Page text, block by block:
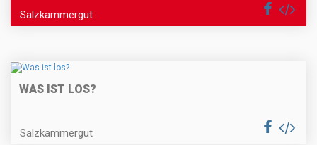
Salzkammergut
WAS IST LOS?
Salzkammergut